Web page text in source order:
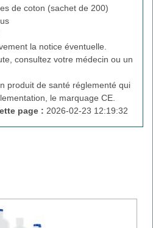
de coton (sachet de 200)
la notice éventuelle.
consultez votre médecin ou un
produit de santé réglementé qui
le marquage CE.
page : 2026-02-23 12:19:32